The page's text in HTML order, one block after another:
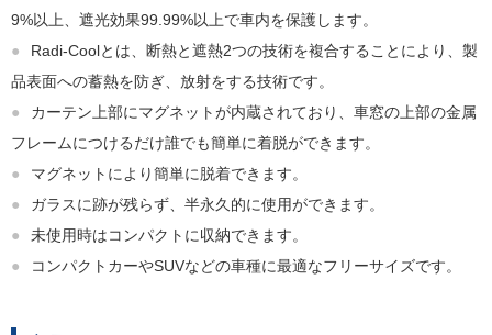
9%以上、遮光効果99.99%以上で車内を保護します。
●
Radi-Coolとは、断熱と遮熱2つの技術を複合することにより、製
品表面への蓄熱を防ぎ、放射をする技術です。
●
カーテン上部にマグネットが内蔵されており、車窓の上部の金属
フレームにつけるだけ誰でも簡単に着脱ができます。
●
マグネットにより簡単に脱着できます。
●
ガラスに跡が残らず、半永久的に使用ができます。
●
未使用時はコンパクトに収納できます。
●
コンパクトカーやSUVなどの車種に最適なフリーサイズです。